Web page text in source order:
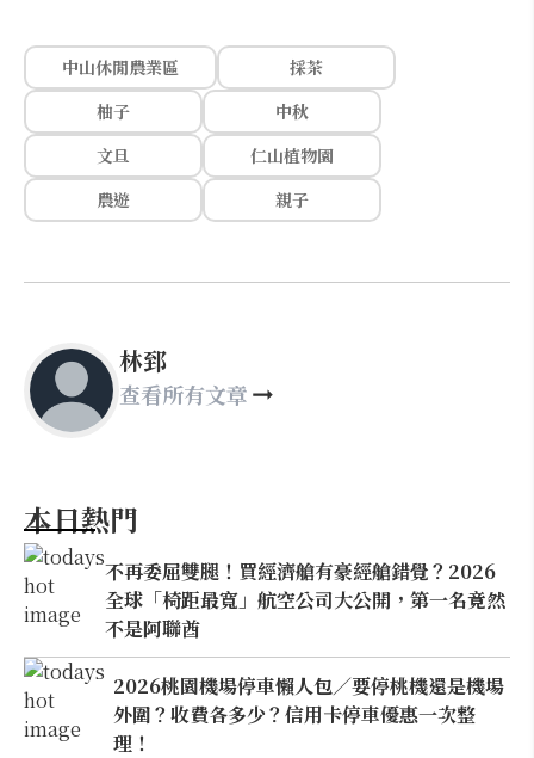
中山休閒農業區
採茶
柚子
中秋
文旦
仁山植物園
農遊
親子
林郅
查看所有文章
本日熱門
不再委屈雙腿！買經濟艙有豪經艙錯覺？2026
全球「椅距最寬」航空公司大公開，第一名竟然
不是阿聯酋
2026桃園機場停車懶人包／要停桃機還是機場
外圍？收費各多少？信用卡停車優惠一次整
理！